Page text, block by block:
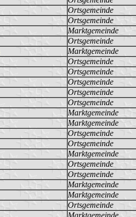
Ortsgemeinde
Ortsgemeinde
Marktgemeinde
Ortsgemeinde
Marktgemeinde
Ortsgemeinde
Ortsgemeinde
Ortsgemeinde
Ortsgemeinde
Ortsgemeinde
Marktgemeinde
Marktgemeinde
Ortsgemeinde
Ortsgemeinde
Marktgemeinde
Ortsgemeinde
Ortsgemeinde
Marktgemeinde
Marktgemeinde
Ortsgemeinde
Marktgemeinde